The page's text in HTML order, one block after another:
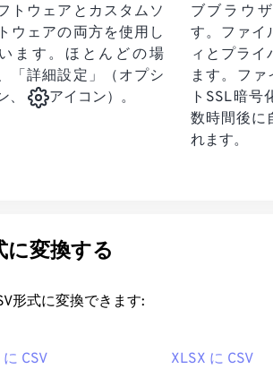
トウェアとカスタムソ
ウェアの両方を使用し
ます。ほとんどの場
「詳細設定」（オプシ
、
アイコン）。
ブブラウ
す。ファイ
ィとプライ
ます。フ
トSSL暗
数時間後に
れます。
に変換する
形式に変換できます:
に CSV XLSX に CSV